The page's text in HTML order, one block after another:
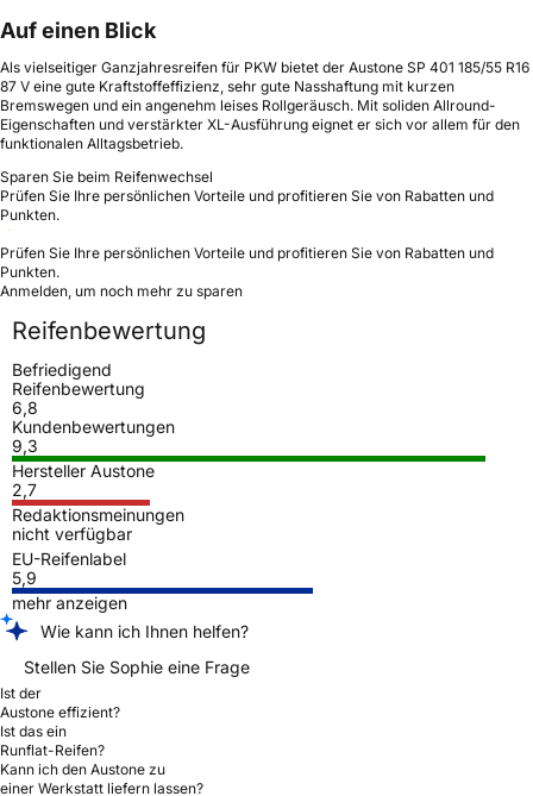
Auf einen Blick
Als vielseitiger Ganzjahresreifen für PKW bietet der Austone SP 401 185/55 R16
87 V eine gute Kraftstoffeffizienz, sehr gute Nasshaftung mit kurzen
Bremswegen und ein angenehm leises Rollgeräusch. Mit soliden Allround-
Eigenschaften und verstärkter XL-Ausführung eignet er sich vor allem für den
funktionalen Alltagsbetrieb.
Sparen Sie beim Reifenwechsel
Prüfen Sie Ihre persönlichen Vorteile und profitieren Sie von Rabatten und
Punkten.
Prüfen Sie Ihre persönlichen Vorteile und profitieren Sie von Rabatten und
Punkten.
Anmelden, um noch mehr zu sparen
Reifenbewertung
Befriedigend
Reifenbewertung
6,8
Kundenbewertungen
9,3
Hersteller Austone
2,7
Redaktionsmeinungen
nicht verfügbar
EU-Reifenlabel
5,9
mehr anzeigen
Wie kann ich Ihnen helfen?
Stellen Sie Sophie eine Frage
Ist der
Austone effizient?
Ist das ein
Runflat-Reifen?
Kann ich den Austone zu
einer Werkstatt liefern lassen?